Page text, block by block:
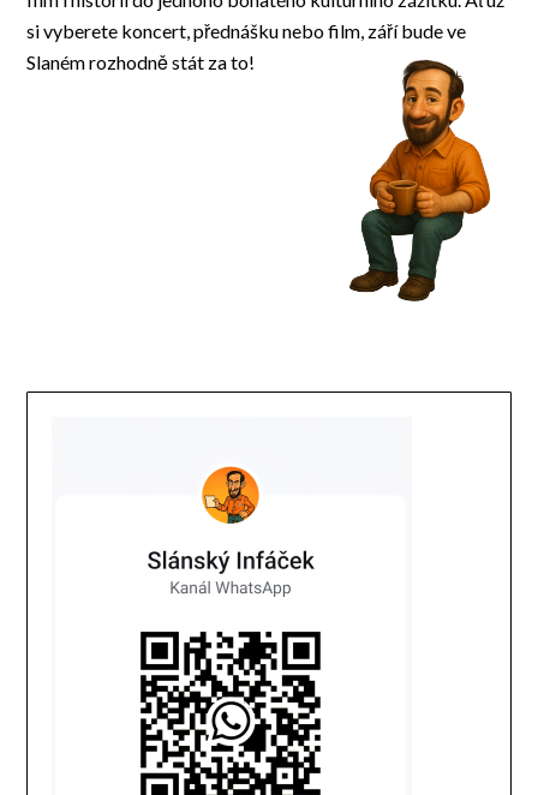
si vyberete koncert, přednášku nebo film, září bude ve
Slaném rozhodně stát za to!